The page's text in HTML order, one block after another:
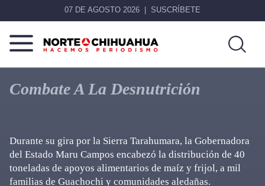
07 DE AGOSTO 2026 SUSCRÍBETE
Norte
De
Chihuahua
Más
que
noticias,
Combate A La Desnutrición
Durante su gira por la Sierra Tarahumara, la Gobernadora
del Estado Maru Campos encabezó la distribución de 40
toneladas de apoyos alimentarios de maíz y frijol, a mil
familias de Guachochi y comunidades aledañas.